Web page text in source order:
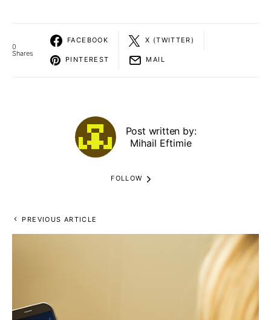
0
Shares
FACEBOOK X (TWITTER)
PINTEREST MAIL
Post written by:
Mihail Eftimie
FOLLOW
PREVIOUS ARTICLE